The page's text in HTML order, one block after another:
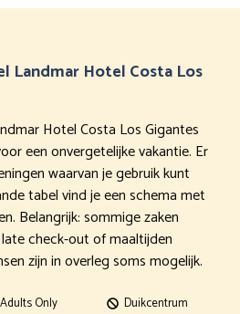
Landmar Hotel Costa Los
Hotel Costa Los Gigantes
een onvergetelijke vakantie. Er
waarvan je gebruik kunt
tabel vind je een schema met
Belangrijk: sommige zaken
check-out of maaltijden
zijn in overleg soms mogelijk.
Adults Only
Duikcentrum